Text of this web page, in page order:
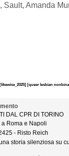
Sault, Amanda
[likewise_2025] [queer lesbian
DAL CPR DI TORINO
Roma e Napoli
- Risto Reich
storia silenziosa su